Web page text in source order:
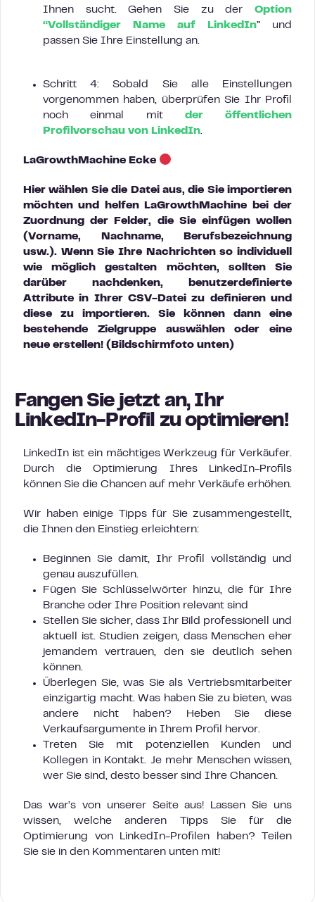
Ihnen sucht. Gehen Sie zu der Option
“Vollständiger Name auf LinkedIn” und
passen Sie Ihre Einstellung an.
Schritt 4: Sobald Sie alle Einstellungen
vorgenommen haben, überprüfen Sie Ihr Profil
noch einmal mitder öffentlichen
Profilvorschau von LinkedIn.
LaGrowthMachine Ecke
Hier wählen Sie die Datei aus, die Sie importieren
möchten und helfen LaGrowthMachine bei der
Zuordnung der Felder, die Sie einfügen wollen
(Vorname, Nachname, Berufsbezeichnung
usw.). Wenn Sie Ihre Nachrichten so individuell
wie möglich gestalten möchten, sollten Sie
darüber nachdenken, benutzerdefinierte
Attribute in Ihrer CSV-Datei zu definieren und
diese zu importieren. Sie können dann eine
bestehende Zielgruppe auswählen oder eine
neue erstellen! (Bildschirmfoto unten)
Fangen Sie jetzt an, Ihr
LinkedIn-Profil zu optimieren!
LinkedIn ist ein mächtiges Werkzeug für Verkäufer.
Durch die Optimierung Ihres LinkedIn-Profils
können Sie die Chancen auf mehr Verkäufe erhöhen.
Wir haben einige Tipps für Sie zusammengestellt,
die Ihnen den Einstieg erleichtern:
Beginnen Sie damit, Ihr Profil vollständig und
genau auszufüllen.
Fügen Sie Schlüsselwörter hinzu, die für Ihre
Branche oder Ihre Position relevant sind
Stellen Sie sicher, dass Ihr Bild professionell und
aktuell ist. Studien zeigen, dass Menschen eher
jemandem vertrauen, den sie deutlich sehen
können.
Überlegen Sie, was Sie als Vertriebsmitarbeiter
einzigartig macht. Was haben Sie zu bieten, was
andere nicht haben? Heben Sie diese
Verkaufsargumente in Ihrem Profil hervor.
Treten Sie mit potenziellen Kunden und
Kollegen in Kontakt. Je mehr Menschen wissen,
wer Sie sind, desto besser sind Ihre Chancen.
Das war’s von unserer Seite aus! Lassen Sie uns
wissen, welche anderen Tipps Sie für die
Optimierung von LinkedIn-Profilen haben? Teilen
Sie sie in den Kommentaren unten mit!